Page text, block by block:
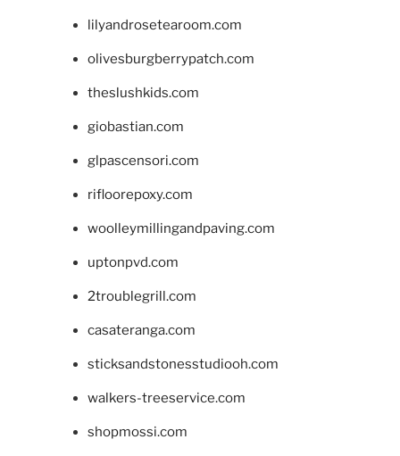
lilyandrosetearoom.com
olivesburgberrypatch.com
theslushkids.com
giobastian.com
glpascensori.com
rifloorepoxy.com
woolleymillingandpaving.com
uptonpvd.com
2troublegrill.com
casateranga.com
sticksandstonesstudiooh.com
walkers-treeservice.com
shopmossi.com